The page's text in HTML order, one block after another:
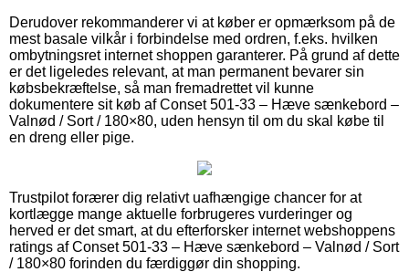
Derudover rekommanderer vi at køber er opmærksom på de
mest basale vilkår i forbindelse med ordren, f.eks. hvilken
ombytningsret internet shoppen garanterer. På grund af dette
er det ligeledes relevant, at man permanent bevarer sin
købsbekræftelse, så man fremadrettet vil kunne
dokumentere sit køb af Conset 501-33 – Hæve sænkebord –
Valnød / Sort / 180×80, uden hensyn til om du skal købe til
en dreng eller pige.
Trustpilot forærer dig relativt uafhængige chancer for at
kortlægge mange aktuelle forbrugeres vurderinger og
herved er det smart, at du efterforsker internet webshoppens
ratings af Conset 501-33 – Hæve sænkebord – Valnød / Sort
/ 180×80 forinden du færdiggør din shopping.